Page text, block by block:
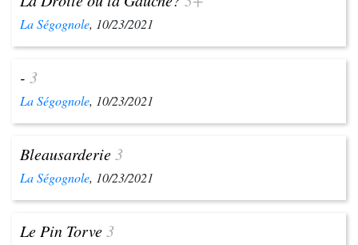
La Ségognole, 10/23/2021
- 3
La Ségognole, 10/23/2021
Bleausarderie3
La Ségognole, 10/23/2021
Le Pin Torve3